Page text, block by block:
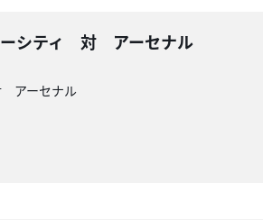
ーシティ 対 アーセナル
アーセナル